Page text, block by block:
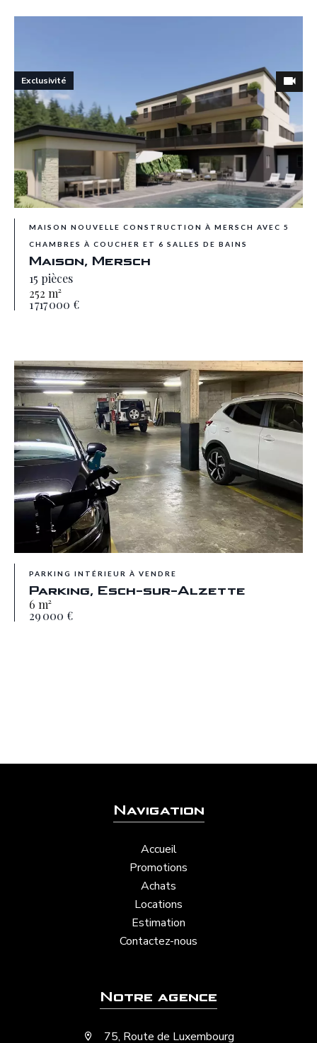
MAISON NOUVELLE CONSTRUCTION À MERSCH AVEC 5
CHAMBRES À COUCHER ET 6 SALLES DE BAINS
Maison, Mersch
15 pièces
252 m²
1 717 000 €
Exclusivité
PARKING INTÉRIEUR À VENDRE
Parking, Esch-sur-Alzette
6 m²
29 000 €
Navigation
Accueil
Promotions
Achats
Locations
Estimation
Contactez-nous
Notre agence
75, Route de Luxembourg